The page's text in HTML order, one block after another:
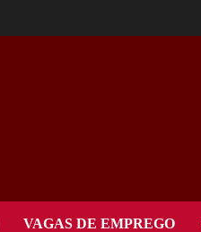
VAGAS DE EMPREGO